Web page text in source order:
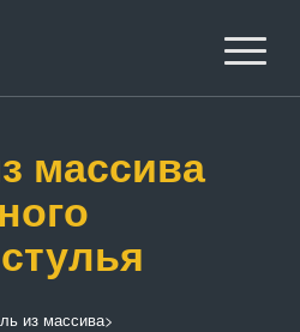
массива
из массива>